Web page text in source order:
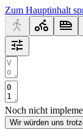
Zum Hauptinhalt
Noch nicht
Wir würden uns